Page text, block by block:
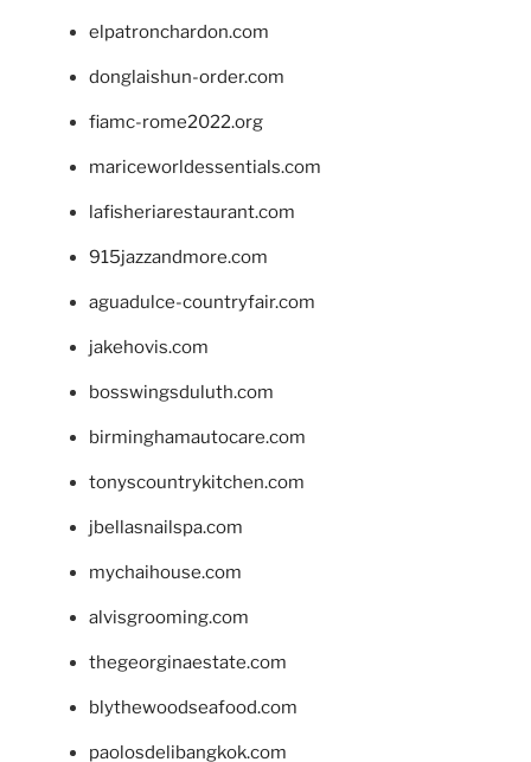
elpatronchardon.com
donglaishun-order.com
fiamc-rome2022.org
mariceworldessentials.com
lafisheriarestaurant.com
915jazzandmore.com
aguadulce-countryfair.com
jakehovis.com
bosswingsduluth.com
birminghamautocare.com
tonyscountrykitchen.com
jbellasnailspa.com
mychaihouse.com
alvisgrooming.com
thegeorginaestate.com
blythewoodseafood.com
paolosdelibangkok.com